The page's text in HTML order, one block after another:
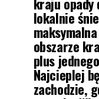
lokalnie
obszarze
plus
Najcieplej
zachodzie,